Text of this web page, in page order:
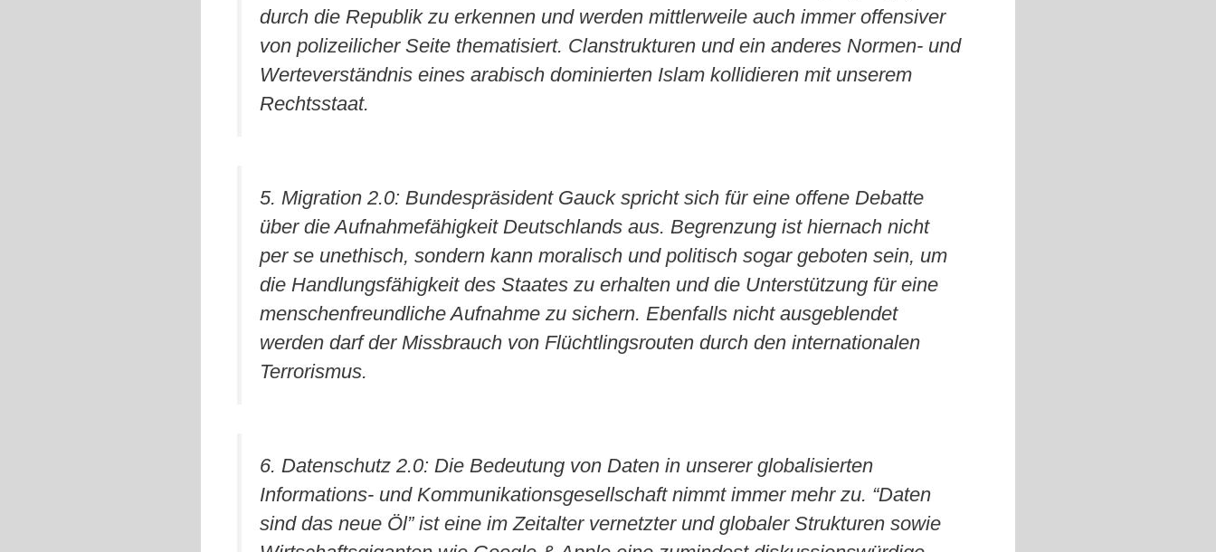
durch die Republik zu erkennen und werden mittlerweile auch immer offensiver
von polizeilicher Seite thematisiert. Clanstrukturen und ein anderes Normen- und
Werteverständnis eines arabisch dominierten Islam kollidieren mit unserem
Rechtsstaat.
5. Migration 2.0: Bundespräsident Gauck spricht sich für eine offene Debatte
über die Aufnahmefähigkeit Deutschlands aus. Begrenzung ist hiernach nicht
per se unethisch, sondern kann moralisch und politisch sogar geboten sein, um
die Handlungsfähigkeit des Staates zu erhalten und die Unterstützung für eine
menschenfreundliche Aufnahme zu sichern. Ebenfalls nicht ausgeblendet
werden darf der Missbrauch von Flüchtlingsrouten durch den internationalen
Terrorismus.
6. Datenschutz 2.0: Die Bedeutung von Daten in unserer globalisierten
Informations- und Kommunikationsgesellschaft nimmt immer mehr zu. “Daten
sind das neue Öl” ist eine im Zeitalter vernetzter und globaler Strukturen sowie